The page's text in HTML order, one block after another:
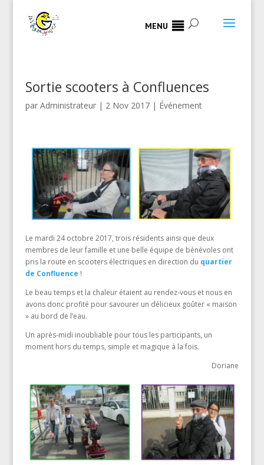
MENU
Sortie scooters à Confluences
par Administrateur| 2 Nov 2017| Événement
Le mardi 24 octobre 2017, trois résidents ainsi que deux
membres de leur famille et une belle équipe de bénévoles ont
pris la route en scooters électriques en direction du quartier
de Confluence !
Le beau temps et la chaleur étaient au rendez-vous et nous en
avons donc profité pour savourer un délicieux goûter « maison
» au bord de l’eau.
Un après-midi inoubliable pour tous les participants, un
moment hors du temps, simple et magique à la fois.
Doriane